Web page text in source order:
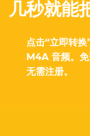
几秒就能
点击“立即转
M4A 音频。免
无需注册。